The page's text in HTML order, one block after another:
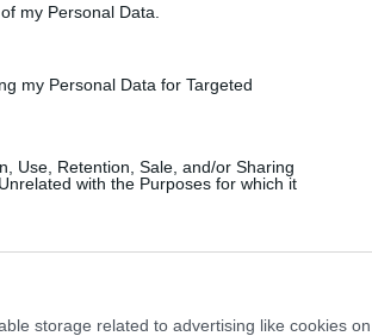
my Personal Data.
my Personal Data for Targeted
Use, Retention, Sale, and/or Sharing
with the Purposes for which it
storage related to advertising like cookies on